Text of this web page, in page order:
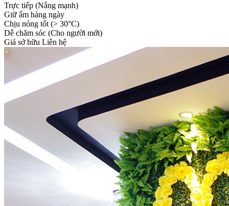
Trực tiếp (Nắng mạnh)
Giữ ẩm hàng ngày
Chịu nóng tốt (> 30°C)
Dễ chăm sóc (Cho người mới)
Giá sở hữu Liên hệ